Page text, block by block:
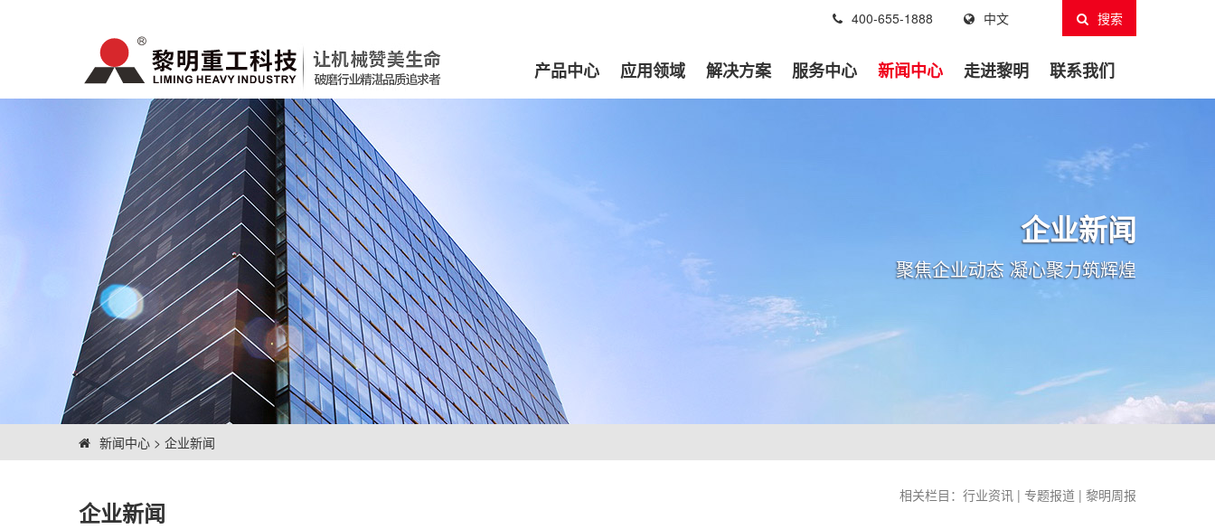
400-655-1888 中文 搜索
产品中心 应用领域 解决方案 服务中心 新闻中心 走进黎明 联系我们
企业新闻
聚焦企业动态 凝心聚力筑辉煌
新闻中心 > 企业新闻
企业新闻
相关栏目： 行业资讯 | 专题报道 | 黎明周报